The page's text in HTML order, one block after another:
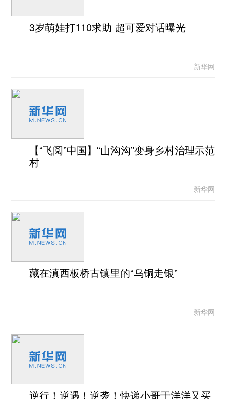
3岁萌娃打110求助 超可爱对话曝光
新华网
【“飞阅”中国】“山沟沟”变身乡村治理示范
村
新华网
藏在滇西板桥古镇里的“乌铜走银”
新华网
逆行！逆遇！逆袭！快递小哥于洋洋又买